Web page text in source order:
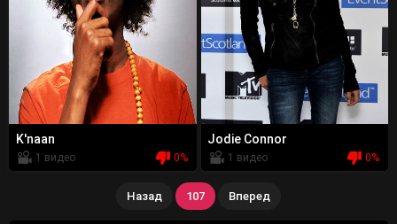
K'naan
1 видео 0%
Jodie Connor
1 видео 0%
Назад 107 Вперед